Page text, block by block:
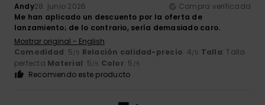
Andy28. junio 2026
Compra verificada
Me han aplicado un descuento por la oferta de
lanzamiento; de lo contrario, sería demasiado caro.
Mostrar original - English
Comodidad: 5/5 Relación calidad-precio: 4/5 Talla: Talla
perfecta Material: 5/5 Color: 5 /5
Recomiendo este producto